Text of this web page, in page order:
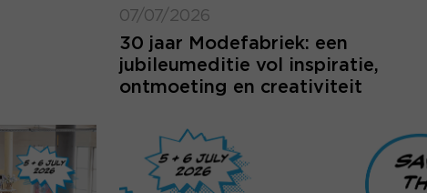
07/07/2026
30 jaar Modefabriek: een
jubileumeditie vol inspiratie,
ontmoeting en creativiteit